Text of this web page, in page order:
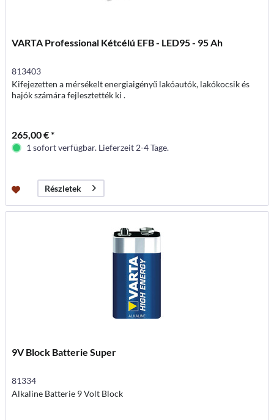
VARTA Professional Kétcélú EFB - LED95 - 95 Ah
813403
Kifejezetten a mérsékelt energiaigényű lakóautók, lakókocsik és
hajók számára fejlesztették ki .
265,00 € *
1 sofort verfügbar. Lieferzeit 2-4 Tage.
Részletek
9V Block Batterie Super
81334
Alkaline Batterie 9 Volt Block